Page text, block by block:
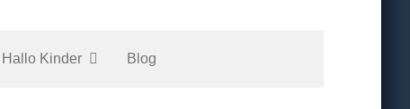
Hallo Kinder Blog